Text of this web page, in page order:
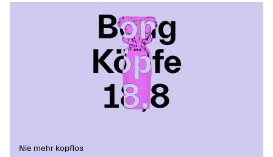
Bong
Köpfe
18,8
Bong
Köpfe
18,8
Bong
Köpfe
18,8
Nie mehr kopflos